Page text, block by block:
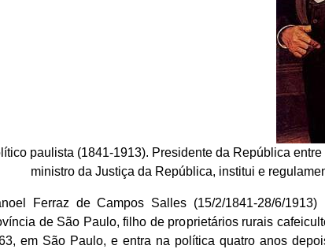
paulista (1841-1913). Presidente da República
ministro da Justiça da República, institui e
Ferraz de Campos Salles (15/2/1841-28/6/
de São Paulo, filho de proprietários rurais
em São Paulo, e entra na política quatro anos